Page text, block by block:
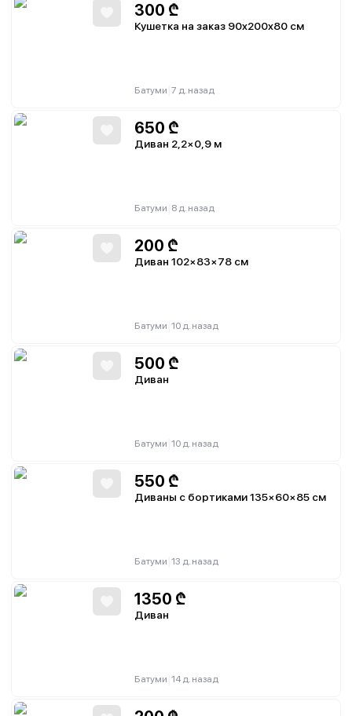
300 ₾
Кушетка на заказ 90x200x80 см
Батуми 7 д. назад
650 ₾
Диван 2,2×0,9 м
Батуми 8 д. назад
200 ₾
Диван 102×83×78 см
Батуми 10 д. назад
500 ₾
Диван
Батуми 10 д. назад
550 ₾
Диваны с бортиками 135×60×85 см
Батуми 13 д. назад
1350 ₾
Диван
Батуми 14 д. назад